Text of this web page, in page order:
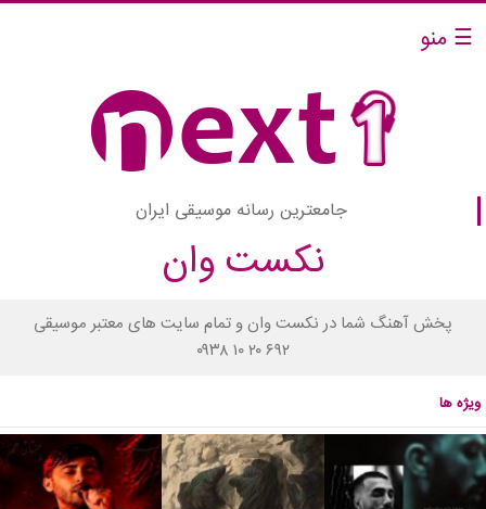
☰ منو
جامعترین رسانه موسیقی ایران
نکست وان
پخش آهنگ شما در نکست وان و تمام سایت های معتبر موسیقی
۰۹۳۸ ۱۰ ۲۰ ۶۹۲
ویژه ها